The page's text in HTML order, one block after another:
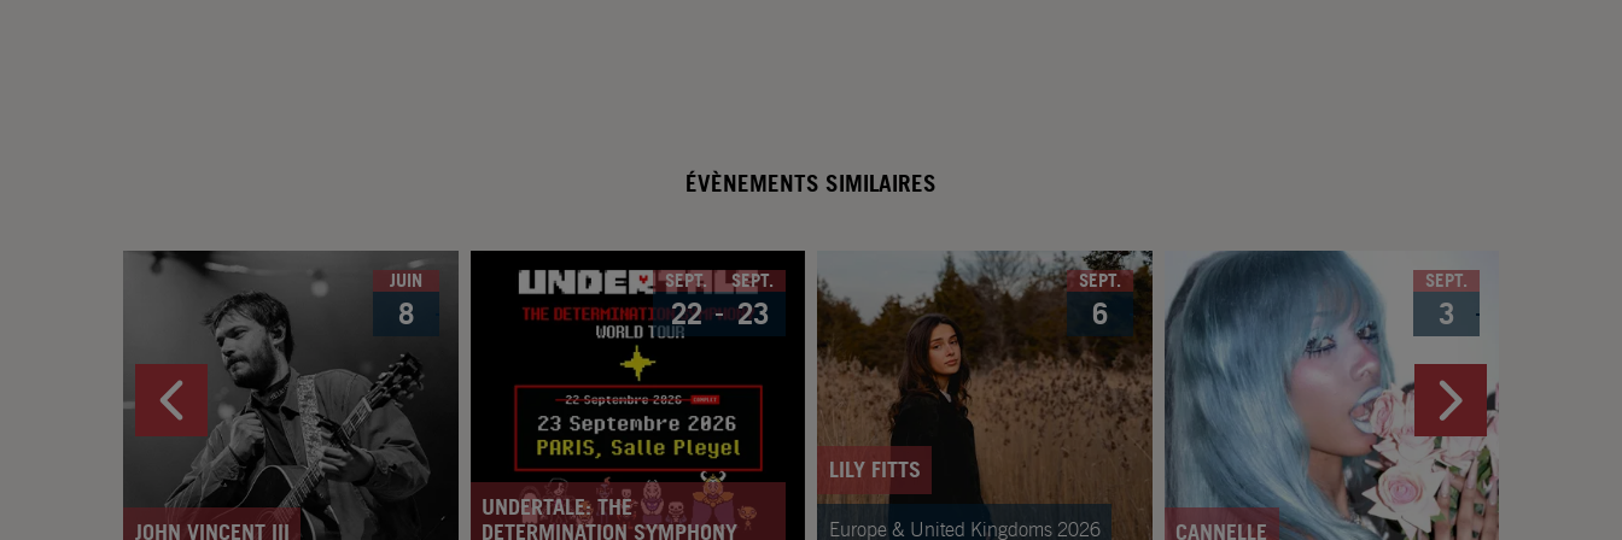
ÉVÈNEMENTS SIMILAIRES
JOHN VINCENT III
JUIN
8
UNDERTALE: THE
DETERMINATION SYMPHONY
SEPT.
22
SEPT.
23
LILY FITTS
Europe & United Kingdoms 2026
SEPT.
6
CANNELLE
SEPT.
3